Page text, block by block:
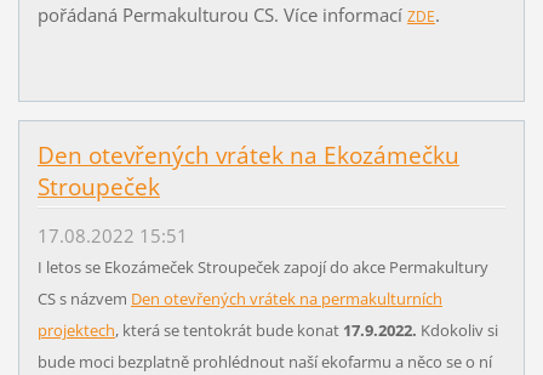
pořádaná Permakulturou CS. Více informací ZDE.
Den otevřených vrátek na Ekozámečku
Stroupeček
17.08.2022 15:51
I letos se Ekozámeček Stroupeček zapojí do akce Permakultury
CS s názvem Den otevřených vrátek na permakulturních
projektech, která se tentokrát bude konat 17.9.2022. Kdokoliv si
bude moci bezplatně prohlédnout naší ekofarmu a něco se o ní